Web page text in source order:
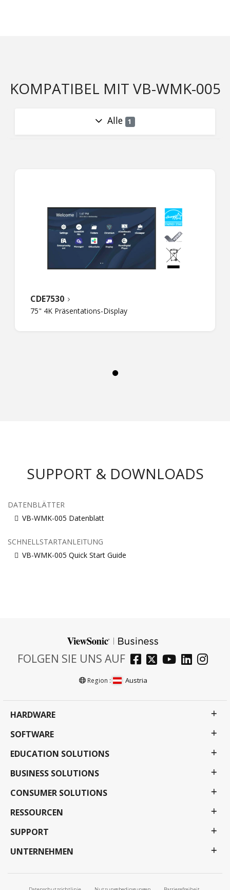
KOMPATIBEL MIT VB-WMK-005
Alle 1
CDE7530
75" 4K Präsentations-Display
SUPPORT & DOWNLOADS
DATENBLÄTTER
VB-WMK-005 Datenblatt
SCHNELLSTARTANLEITUNG
VB-WMK-005 Quick Start Guide
FOLGEN SIE UNS AUF
Region : Austria
HARDWARE
SOFTWARE
EDUCATION SOLUTIONS
BUSINESS SOLUTIONS
CONSUMER SOLUTIONS
RESSOURCEN
SUPPORT
UNTERNEHMEN